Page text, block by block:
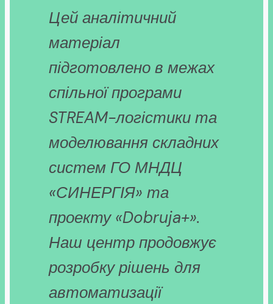
Цей аналітичний
матеріал
підготовлено в межах
спільної програми
STREAM-логістики та
моделювання складних
систем ГО МНДЦ
«СИНЕРГІЯ» та
проекту «Dobruja+».
Наш центр продовжує
розробку рішень для
автоматизації